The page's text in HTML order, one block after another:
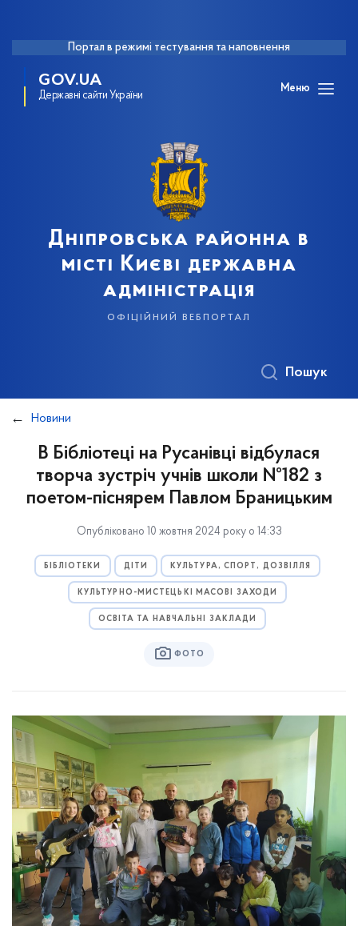
Портал в режимі тестування та наповнення
GOV.UA
Державні сайти України
Меню
Дніпровська районна в
місті Києві державна
адміністрація
офіційний вебпортал
Пошук
Новини
В Бібліотеці на Русанівці відбулася
творча зустріч учнів школи №182 з
поетом-піснярем Павлом Браницьким
Опубліковано 10 жовтня 2024 року о 14:33
БІБЛІОТЕКИ ДІТИ КУЛЬТУРА, СПОРТ, ДОЗВІЛЛЯ
КУЛЬТУРНО-МИСТЕЦЬКІ МАСОВІ ЗАХОДИ
ОСВІТА ТА НАВЧАЛЬНІ ЗАКЛАДИ
ФОТО